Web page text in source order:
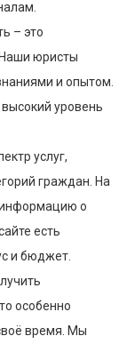
– это
юристы
и опытом.
уровень
услуг,
граждан. На
о
есть
и бюджет.
особенно
время. Мы